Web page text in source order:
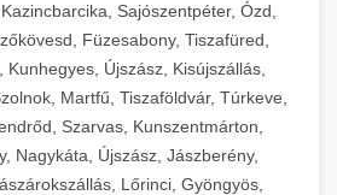
Sajószentpéter, Ózd,
Füzesabony, Tiszafüred,
Kunhegyes, Újszász, Kisújszállás,
Martfű, Tiszaföldvár, Túrkeve,
Szarvas, Kunszentmárton,
Nagykáta, Újszász, Jászberény,
Lőrinci, Gyöngyös,